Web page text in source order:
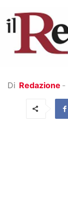
Di Redazione -